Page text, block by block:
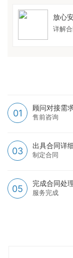
放心
详解
01
顾问对接需
售前咨询
03
出具合同详
制定合同
05
完成合同处
服务完成